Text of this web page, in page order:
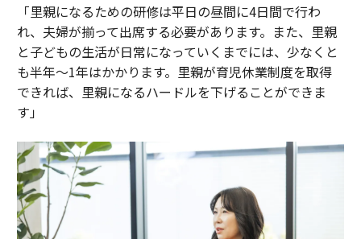
「里親になるための研修は平日の昼間に4日間で行わ
れ、夫婦が揃って出席する必要があります。また、里親
と子どもの生活が日常になっていくまでには、少なくと
も半年～1年はかかります。里親が育児休業制度を取得
できれば、里親になるハードルを下げることができま
す」